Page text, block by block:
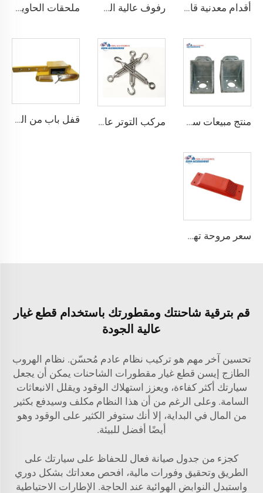
أقدام معدنية قابلة للتعديل لتسوية حاويات الشحن الثقيلة من 75 مم حتى 260 مم بسعة تحمل 12000 كجم رفوف عالية الجودة لحاويات الشحن تعليق رفوف لحاويات الشحن البحرية ملحقات الحاوية المصنوعة في الصين مستقرة وجودتها عالية، منزل حاوية قابل للطي مسبقاً
منتج مبيعات ساخنة معدات ربط حاوية الزاوية القفل مركب التوتر عالي الجودة القياسية وفقًا لمعيار ISO للحاويات قفل باب من الصلب المقوى درجة أمان أفضل قفل شحن حاوية مع 4 مفاتيح
سعر مروحة تهوية الحاويات مروحة عادم حاويات الشحن
قم بترقية شاحنتك ومقطورتك باستخدام قطع غيار
عالية الجودة
تحسين آخر مهم هو تركيب نظام عادم مُحسّن. نظام الهروب
الطازج إيسن قطع غيار مقطورات الشاحنات يمكن أن يجعل
سيارتك أكثر كفاءة، ويعزز استهلاك الوقود ويقلل الانبعاثات
السامة. وعلى الرغم من أن هذا النظام مكلف وسيدفع بكثير
من المال في البداية، إلا أنك ستوفر الكثير على الوقود وهو
أيضًا أفضل للبيئة.
كجزء من جدول صيانة فعال للحفاظ على سيارتك على
الطريق وتحقيق وفورات مالية، افحص معداتك بشكل دوري
واستبدل النوابض الهوائية عند الحاجة. الإطارات الاحتياطية